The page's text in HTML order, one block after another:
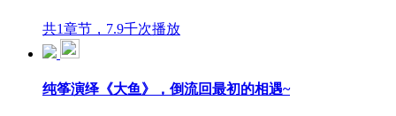
共1章节，7.9千次播放
纯筝演绎《大鱼》，倒流回最初的相遇~